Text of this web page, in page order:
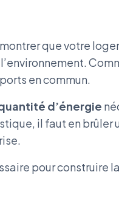
que votre
en commun.
d’énergie
il faut en
pour construire